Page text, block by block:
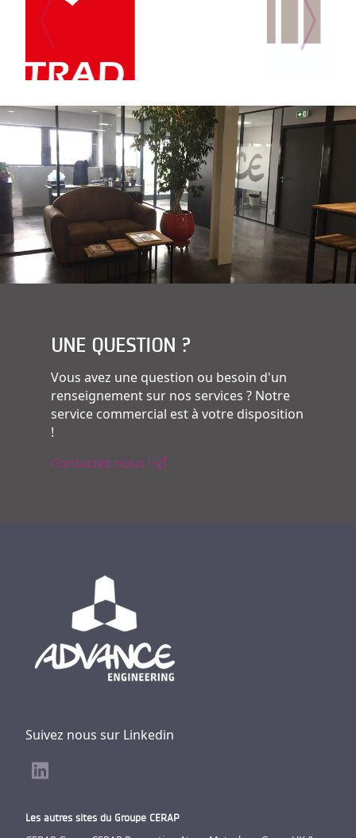
UNE QUESTION ?
Vous avez une question ou besoin d'un
renseignement sur nos services ? Notre
service commercial est à votre disposition
!
Contactez nous !
Suivez nous sur Linkedin
Les autres sites du Groupe CERAP